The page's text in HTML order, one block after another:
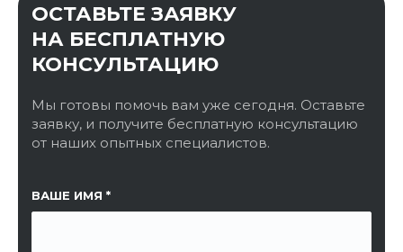
ОСТАВЬТЕ ЗАЯВКУ
НА БЕСПЛАТНУЮ
КОНСУЛЬТАЦИЮ
Мы готовы помочь вам уже сегодня. Оставьте
заявку, и получите бесплатную консультацию
от наших опытных специалистов.
ВАШЕ ИМЯ
ССЫЛКА НА СТРАНИЦУ